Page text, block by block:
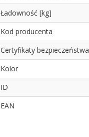
Ładowność [kg]
Kod producenta
Certyfikaty bezpieczeństwa
Kolor
ID
EAN